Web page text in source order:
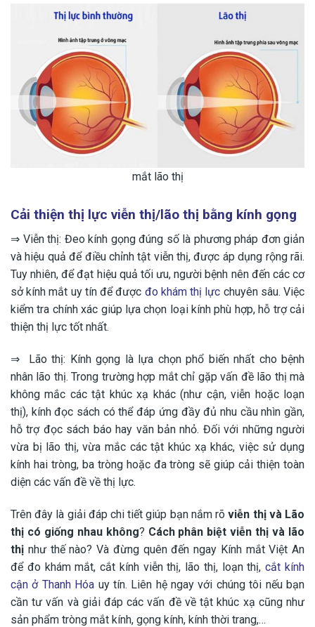
mắt lão thị
Cải thiện thị lực viễn thị/lão thị bằng kính gọng
⇒ Viễn thị: Đeo kính gọng đúng số là phương pháp đơn giản
và hiệu quả để điều chỉnh tật viễn thị, được áp dụng rộng rãi.
Tuy nhiên, để đạt hiệu quả tối ưu, người bệnh nên đến các cơ
sở kính mắt uy tín để được đo khám thị lực chuyên sâu. Việc
kiểm tra chính xác giúp lựa chọn loại kính phù hợp, hỗ trợ cải
thiện thị lực tốt nhất.
⇒ Lão thị: Kính gọng là lựa chọn phổ biến nhất cho bệnh
nhân lão thị. Trong trường hợp mắt chỉ gặp vấn đề lão thị mà
không mắc các tật khúc xạ khác (như cận, viễn hoặc loạn
thị), kính đọc sách có thể đáp ứng đầy đủ nhu cầu nhìn gần,
hỗ trợ đọc sách báo hay văn bản nhỏ. Đối với những người
vừa bị lão thị, vừa mắc các tật khúc xạ khác, việc sử dụng
kính hai tròng, ba tròng hoặc đa tròng sẽ giúp cải thiện toàn
diện các vấn đề về thị lực.
Trên đây là giải đáp chi tiết giúp bạn nắm rõviễn thị và Lão
thị có giống nhau không? Cách phân biệt viễn thị và lão
thị như thế nào? Và đừng quên đến ngay Kính mắt Việt An
để đo khám mắt, cắt kính viễn thị, lão thị, loạn thị,cắt kính
cận ở Thanh Hóa uy tín. Liên hệ ngay với chúng tôi nếu bạn
cần tư vấn và giải đáp các vấn đề về tật khúc xạ cũng như
sản phẩm tròng mắt kính, gọng kính, kính thời trang,…